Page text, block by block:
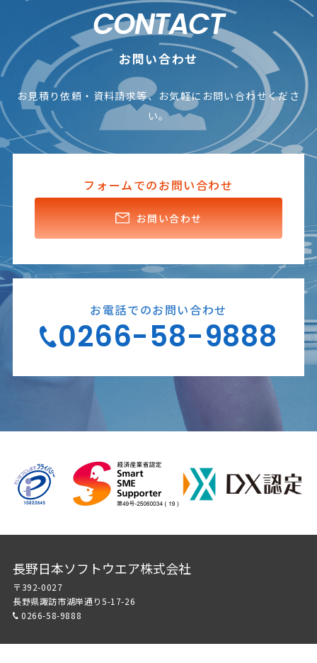
CONTACT
お問い合わせ
お見積り依頼・資料請求等、お気軽にお問い合わせくださ
い。
フォームでのお問い合わせ
お問い合わせ
お電話でのお問い合わせ
0266-58-9888
長野日本ソフトウエア株式会社
〒392-0027
長野県諏訪市湖岸通り5-17-26
0266-58-9888